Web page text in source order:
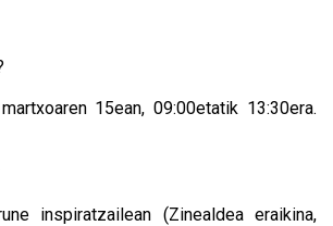
15ean, 09:00etatik 13:30era.
inspiratzailean (Zinealdea eraikina,